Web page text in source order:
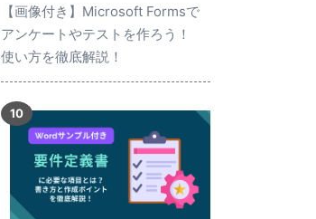
【画像付き】Microsoft Formsで
アンケートやテストを作ろう！
使い方を徹底解説！